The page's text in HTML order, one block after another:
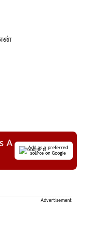
A
Add as a preferred
source on Google
Advertisement